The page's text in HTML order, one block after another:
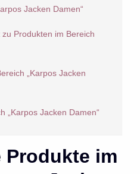
Jacken Damen“
Produkten im Bereich
„Karpos Jacken
„Karpos Jacken Damen“
Produkte im